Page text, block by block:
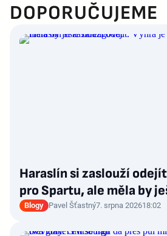
DOPORUČUJEME
Haraslín si zaslouží
pro Spartu, ale měla by
Blogy Pavel Šťastný7. srpna 202618:02